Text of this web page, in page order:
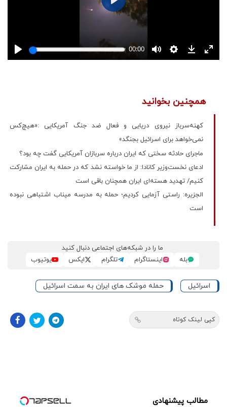
همچنین بخوانید
کهنه‌سرباز نیروی دریایی و فعال ضد جنگ آمریکایی :«هیچ‌کس
نمی‌خواهد برای اسرائیل بجنگد»
ماجرای حادثه سختی که ایران درباره سربازان آمریکایی گفت چه بود؟
ادعای نخست‌وزیر کانادا: از ما خواسته نشد که در حمله به ایران مشارکت
کنیم/ تهدید هسته‌ای ایران همچنان باقی است
الجزیره: راستی آزمایی کردیم؛ حمله به مدرسه میناب اشتباهی نبوده
است
ما را در شبکه‌های اجتماعی دنبال کنید
بله
اینستاگرام تلگرام ایکس یوتیوب
اسرائیل حمله موشک های ایران به سمت اسرائیل
کپی لینک کوتاه
مطالب پیشنهادی